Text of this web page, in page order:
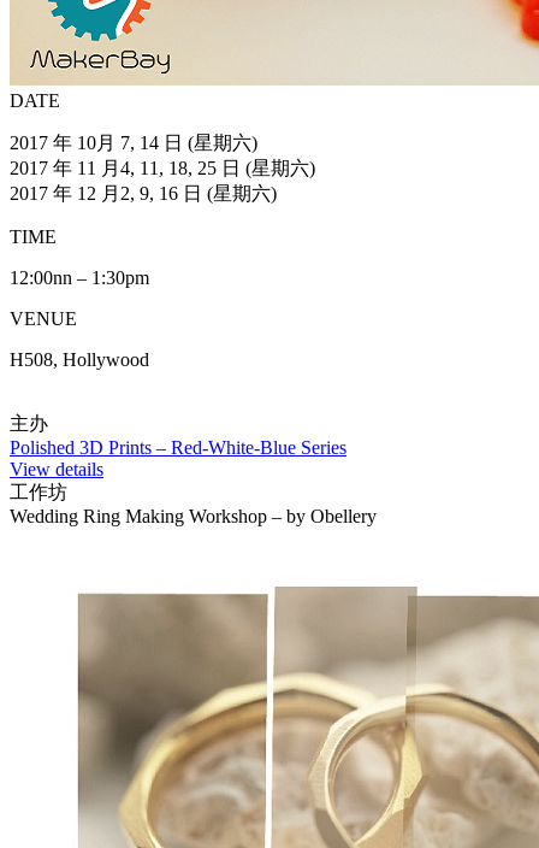
DATE
2017 年 10月 7, 14 日 (星期六)
2017 年 11 月4, 11, 18, 25 日 (星期六)
2017 年 12 月2, 9, 16 日 (星期六)
TIME
12:00nn – 1:30pm
VENUE
H508, Hollywood
主办
Polished 3D Prints – Red-White-Blue Series
View details
工作坊
Wedding Ring Making Workshop – by Obellery